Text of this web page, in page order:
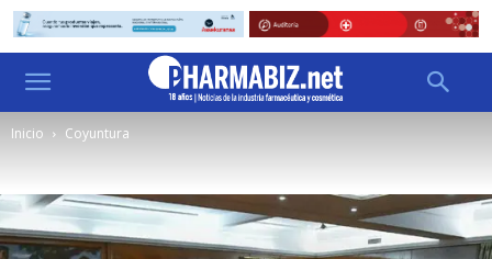
Inicio Coyuntura